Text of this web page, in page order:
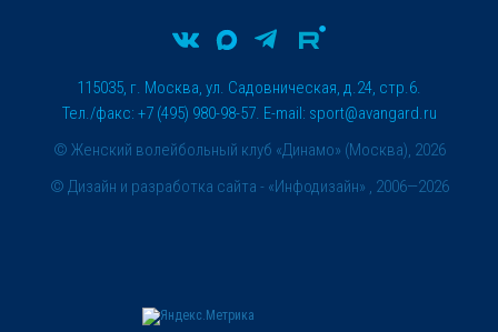
© Женский волейбольный клуб «Динамо» (Москва), 2026
115035, г. Москва, ул. Садовническая, д.24, стр.6.
Тел./факс: +7 (495) 980-98-57. E-mail: sport@avangard.ru
© Дизайн и разработка сайта - «Инфодизайн» , 2006—2026